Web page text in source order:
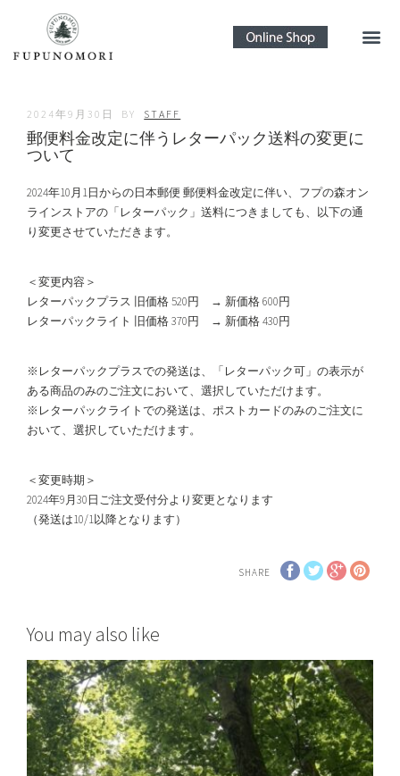
2024年9月30日 BY STAFF
郵便料金改定に伴うレターパック送料の変更に
ついて
2024年10月1日からの日本郵便 郵便料金改定に伴い、フプの森オン
ラインストアの「レターパック」送料につきましても、以下の通
り変更させていただきます。
＜変更内容＞
レターパックプラス 旧価格 520円 → 新価格 600円
レターパックライト 旧価格 370円 → 新価格 430円
※レターパックプラスでの発送は、「レターパック可」の表示が
ある商品のみのご注文において、選択していただけます。
※レターパックライトでの発送は、ポストカードのみのご注文に
おいて、選択していただけます。
＜変更時期＞
2024年9月30日ご注文受付分より変更となります
（発送は10/1以降となります）
SHARE
You may also like